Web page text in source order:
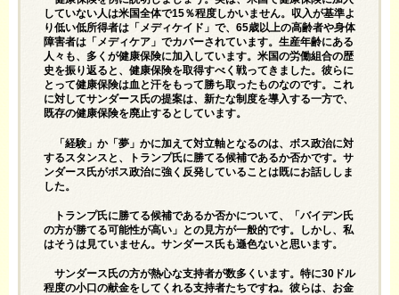
していない人は米国全体で15％程度しかいません。収入が基準よ
り低い低所得者は「メディケイド」で、65歳以上の高齢者や身体
障害者は「メディケア」でカバーされています。生産年齢にある
人々も、多くが健康保険に加入しています。米国の労働組合の歴
史を振り返ると、健康保険を取得すべく戦ってきました。彼らに
とって健康保険は血と汗をもって勝ち取ったものなのです。これ
に対してサンダース氏の提案は、新たな制度を導入する一方で、
既存の健康保険を廃止するとしています。
「経験」か「夢」かに加えて対立軸となるのは、ボス政治に対
するスタンスと、トランプ氏に勝てる候補であるか否かです。サ
ンダース氏がボス政治に強く反発していることは既にお話ししま
した。
トランプ氏に勝てる候補であるか否かについて、「バイデン氏
の方が勝てる可能性が高い」との見方が一般的です。しかし、私
はそうは見ていません。サンダース氏も遜色ないと思います。
サンダース氏の方が熱心な支持者が数多くいます。特に30ドル
程度の小口の献金をしてくれる支持者たちですね。彼らは、お金